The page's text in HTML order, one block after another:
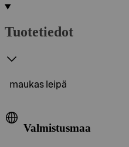
Tuotetiedot
maukas leipä
Valmistusmaa